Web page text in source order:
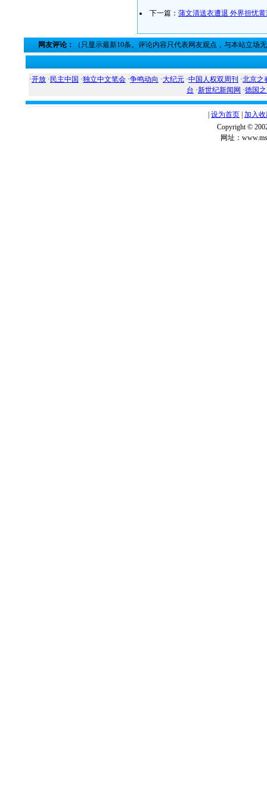
下一篇： 蒲文清送衣遭退 外界担忧
网友评论： （只显示最新10条。评论内容只代表网友观点，与本站立场
·开放 · 民主中国 ·独立中文笔会 ·争鸣动向 ·大纪元 ·中国人权双周刊 ·北京之
台 ·新世纪新闻网 ·德国
设为首页 加入
Copyright ©
网址：